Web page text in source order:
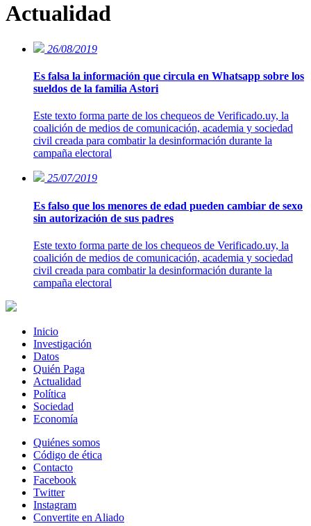
Actualidad
26/08/2019
Es falsa la información que circula en Whatsapp sobre los
sueldos de la familia Astori
Este texto forma parte de los chequeos de Verificado.uy, la
coalición de medios de comunicación, academia y sociedad
civil creada para combatir la desinformación durante la
campaña electoral
25/07/2019
Es falso que los menores de edad pueden cambiar de sexo
sin autorización de sus padres
Este texto forma parte de los chequeos de Verificado.uy, la
coalición de medios de comunicación, academia y sociedad
civil creada para combatir la desinformación durante la
campaña electoral
Inicio
Investigación
Datos
Quién Paga
Actualidad
Política
Sociedad
Economía
Quiénes somos
Código de ética
Contacto
Facebook
Twitter
Instagram
Convertite en Aliado